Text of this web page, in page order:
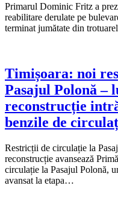
Primarul Dominic Fritz a
reabilitare derulate pe
terminat jumătate din
Timișoara: noi
Pasajul Polonă –
reconstrucție
benzile de
Restricții de circulație la
reconstrucție avansează
circulație la Pasajul Polonă,
avansat la etapa…